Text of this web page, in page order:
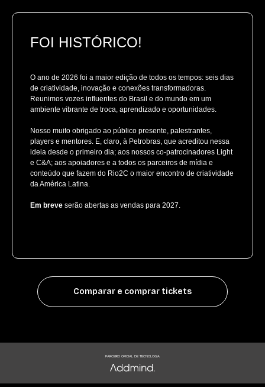
FOI HISTÓRICO!
O ano de 2026 foi a maior edição de todos os tempos: seis dias
de criatividade, inovação e conexões transformadoras.
Reunimos vozes influentes do Brasil e do mundo em um
ambiente vibrante de troca, aprendizado e oportunidades.
Nosso muito obrigado ao público presente, palestrantes,
players e mentores. E, claro, à Petrobras, que acreditou nessa
ideia desde o primeiro dia; aos nossos co-patrocinadores Light
e C&A; aos apoiadores e a todos os parceiros de mídia e
conteúdo que fazem do Rio2C o maior encontro de criatividade
da América Latina.
Em breve serão abertas as vendas para 2027.
Comparar e comprar tickets
PARCEIRO OFICIAL DE TECNOLOGIA